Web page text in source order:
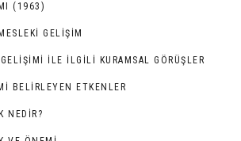
(1963)
GELIŞIM
İLE İLGİLİ KURAMSAL GÖRÜŞLER
BELİRLEYEN ETKENLER
NEDİR?